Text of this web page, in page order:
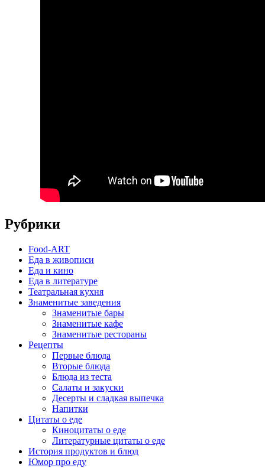
Рубрики
Food-ART
Еда в живописи
Еда и кино
Еда в литературе
Театральная кухня
Знаменитые заведения
Знаменитые бары
Знаменитые кафе
Знаменитые рестораны
Рецепты
Первые блюда
Вторые блюда
Блюда из теста
Салаты и закуски
Десерты и сладкая выпечка
Напитки
Цитаты о еде
Киноцитаты о еде
Литературные цитаты o еде
История продуктов и блюд
Юмор про еду